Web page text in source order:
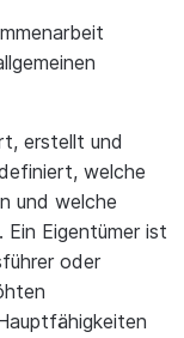
erstellt und
welche
und welche
Ein Eigentümer ist
oder